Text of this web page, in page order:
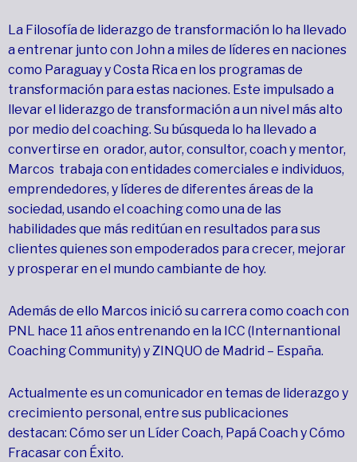
La Filosofía de liderazgo de transformación lo ha llevado
a entrenar junto con John a miles de líderes en naciones
como Paraguay y Costa Rica en los programas de
transformación para estas naciones. Este impulsado a
llevar el liderazgo de transformación a un nivel más alto
por medio del coaching. Su búsqueda lo ha llevado a
convertirse en orador, autor, consultor, coach y mentor,
Marcos trabaja con entidades comerciales e individuos,
emprendedores, y líderes de diferentes áreas de la
sociedad, usando el coaching como una de las
habilidades que más reditúan en resultados para sus
clientes quienes son empoderados para crecer, mejorar
y prosperar en el mundo cambiante de hoy.
Además de ello Marcos inició su carrera como coach con
PNL hace 11 años entrenando en la ICC (Internantional
Coaching Community) y ZINQUO de Madrid – España.
Actualmente es un comunicador en temas de liderazgo y
crecimiento personal, entre sus publicaciones
destacan: Cómo ser un Líder Coach, Papá Coach y Cómo
Fracasar con Éxito.